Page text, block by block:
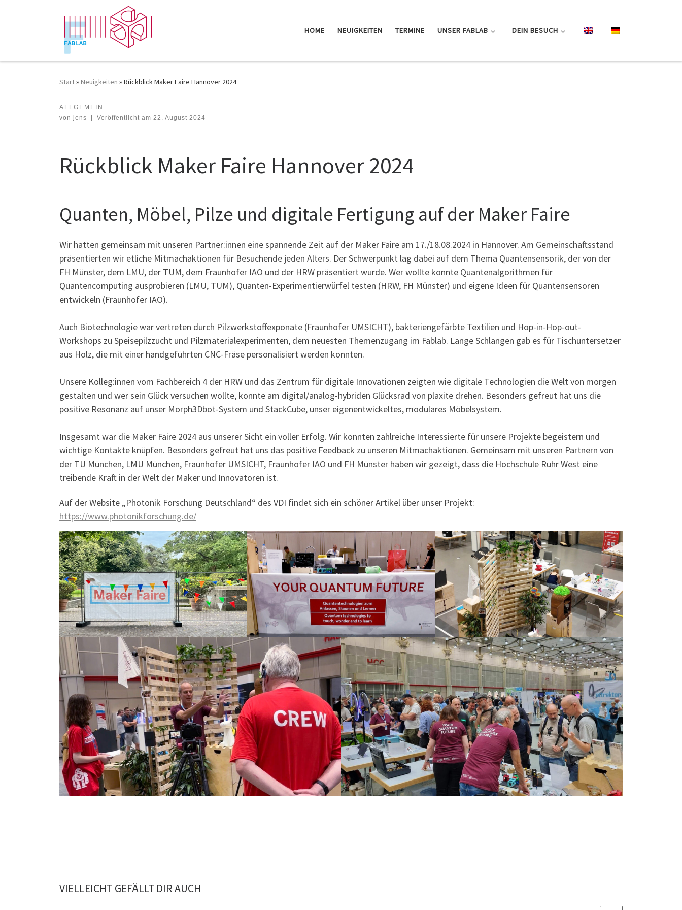
Zum Inhalt springen
HOME NEUIGKEITEN TERMINE UNSER FABLAB DEIN BESUCH
Start»Neuigkeiten »Rückblick Maker Faire Hannover 2024
ALLGEMEIN
von jens | Veröffentlicht am 22. August 2024
Rückblick Maker Faire Hannover 2024
Quanten, Möbel, Pilze und digitale Fertigung auf der Maker Faire
Wir hatten gemeinsam mit unseren Partner:innen eine spannende Zeit auf der Maker Faire am 17./18.08.2024 in Hannover. Am Gemeinschaftsstand
präsentierten wir etliche Mitmachaktionen für Besuchende jeden Alters. Der Schwerpunkt lag dabei auf dem Thema Quantensensorik, der von der
FH Münster, dem LMU, der TUM, dem Fraunhofer IAO und der HRW präsentiert wurde. Wer wollte konnte Quantenalgorithmen für
Quantencomputing ausprobieren (LMU, TUM), Quanten-Experimentierwürfel testen (HRW, FH Münster) und eigene Ideen für Quantensensoren
entwickeln (Fraunhofer IAO).
Auch Biotechnologie war vertreten durch Pilzwerkstoffexponate (Fraunhofer UMSICHT), bakteriengefärbte Textilien und Hop-in-Hop-out-
Workshops zu Speisepilzzucht und Pilzmaterialexperimenten, dem neuesten Themenzugang im Fablab. Lange Schlangen gab es für Tischuntersetzer
aus Holz, die mit einer handgeführten CNC-Fräse personalisiert werden konnten.
Unsere Kolleg:innen vom Fachbereich 4 der HRW und das Zentrum für digitale Innovationen zeigten wie digitale Technologien die Welt von morgen
gestalten und wer sein Glück versuchen wollte, konnte am digital/analog-hybriden Glücksrad von plaxite drehen. Besonders gefreut hat uns die
positive Resonanz auf unser Morph3Dbot-System und StackCube, unser eigenentwickeltes, modulares Möbelsystem.
Insgesamt war die Maker Faire 2024 aus unserer Sicht ein voller Erfolg. Wir konnten zahlreiche Interessierte für unsere Projekte begeistern und
wichtige Kontakte knüpfen. Besonders gefreut hat uns das positive Feedback zu unseren Mitmachaktionen. Gemeinsam mit unseren Partnern von
der TU München, LMU München, Fraunhofer UMSICHT, Fraunhofer IAO und FH Münster haben wir gezeigt, dass die Hochschule Ruhr West eine
treibende Kraft in der Welt der Maker und Innovatoren ist.
Auf der Website „Photonik Forschung Deutschland“ des VDI findet sich ein schöner Artikel über unser Projekt:
https://www.photonikforschung.de/
VIELLEICHT GEFÄLLT DIR AUCH